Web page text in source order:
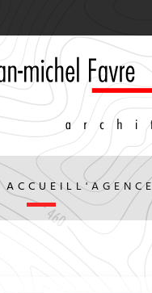
ACCUEILL'AGENCE